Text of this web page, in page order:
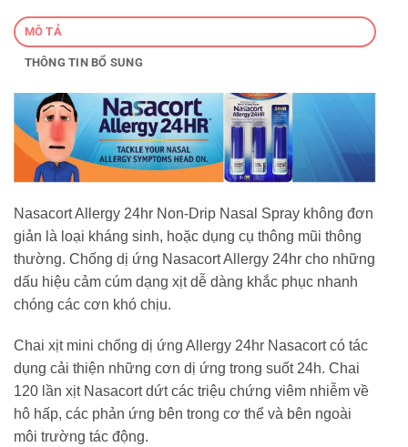
MÔ TẢ
THÔNG TIN BỔ SUNG
Nasacort Allergy 24hr Non-Drip Nasal Spray không đơn
giản là loại kháng sinh, hoặc dụng cụ thông mũi thông
thường. Chống dị ứng Nasacort Allergy 24hr cho những
dấu hiệu cảm cúm dạng xịt dễ dàng khắc phục nhanh
chóng các cơn khó chịu.
Chai xịt mini chống dị ứng Allergy 24hr Nasacort có tác
dụng cải thiện những cơn dị ứng trong suốt 24h. Chai
120 lần xịt Nasacort dứt các triệu chứng viêm nhiễm về
hô hấp, các phản ứng bên trong cơ thể và bên ngoài
môi trường tác động.